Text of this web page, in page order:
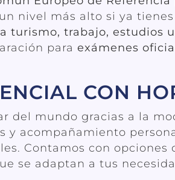
nivel más alto si ya
turismo, trabajo, estudios
para exámenes
CON
del mundo gracias a la
acompañamiento
Contamos con opciones
se adaptan a tus